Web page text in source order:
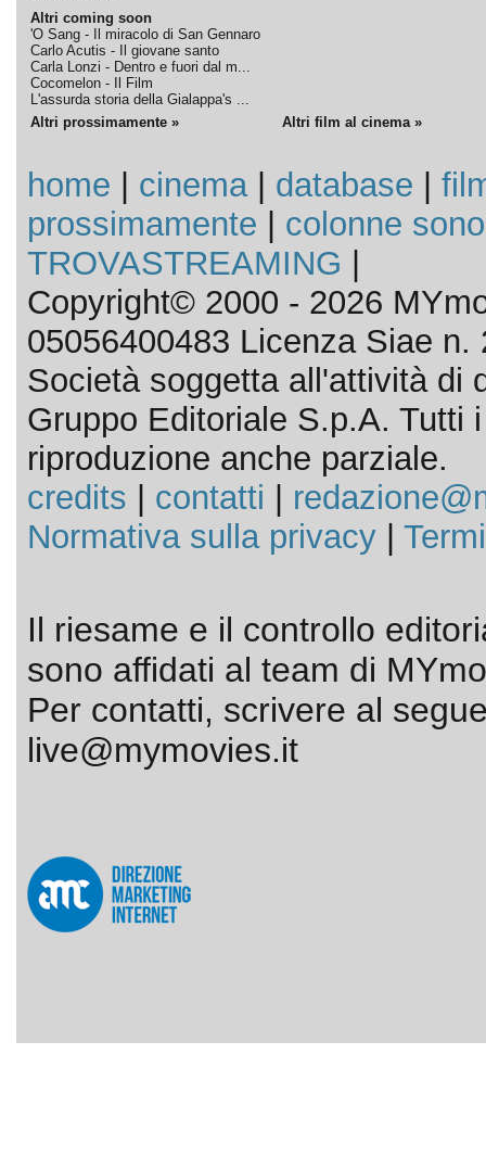
Altri coming soon
'O Sang - Il miracolo di San Gennaro
Carlo Acutis - Il giovane santo
Carla Lonzi - Dentro e fuori dal m...
Cocomelon - Il Film
L'assurda storia della Gialappa's ...
Altri prossimamente » Altri film al cinema »
home cinema| database
prossimamente
colonne
TROVASTREAMING
Copyright© 2000 - 2026
05056400483 Licenza Siae n.
Società soggetta all'attività di
Gruppo Editoriale S.p.A. Tutti
riproduzione anche parziale.
credits
contatti
Normativa sulla privacy|
Il riesame e il controllo
sono affidati al team di
Per contatti, scrivere al
live@mymovies.it